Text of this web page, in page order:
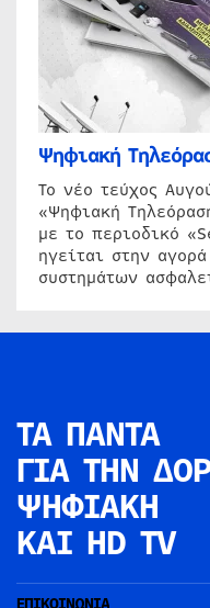
Ψηφιακή
Το νέο τεύχος
«Ψηφιακή
με το περιοδικό
ηγείται στην
συστημάτων
ΤΑ ΠΑΝΤΑ
ΓΙΑ ΤΗΝ
ΨΗΦΙΑΚΗ
ΚΑΙ HD TV